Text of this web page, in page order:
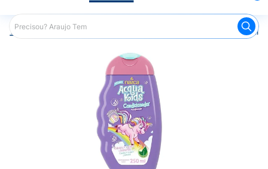
Araujo Infantil Condicionador Infantil